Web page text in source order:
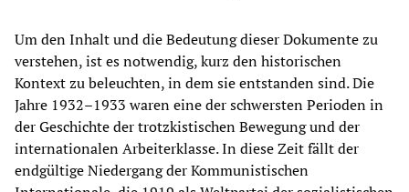
Um den Inhalt und die Bedeutung dieser Dokumente zu
verstehen, ist es notwendig, kurz den historischen
Kontext zu beleuchten, in dem sie entstanden sind. Die
Jahre 1932–1933 waren eine der schwersten Perioden in
der Geschichte der trotzkistischen Bewegung und der
internationalen Arbeiterklasse. In diese Zeit fällt der
endgültige Niedergang der Kommunistischen